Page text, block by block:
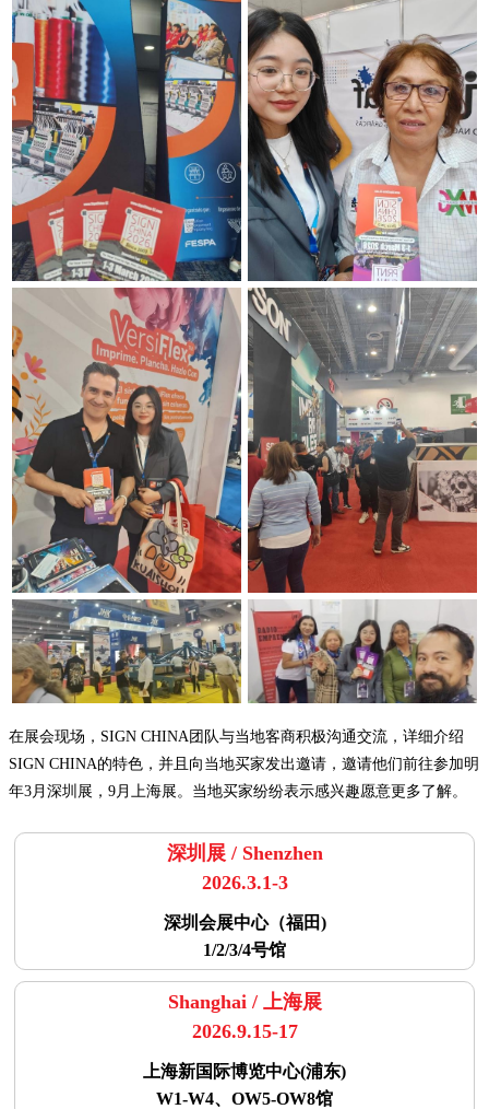
在展会现场，SIGN CHINA团队与当地客商积极沟通交流，详细介绍
SIGN CHINA的特色，并且向当地买家发出邀请，邀请他们前往参加明
年3月深圳展，9月上海展。当地买家纷纷表示感兴趣愿意更多了解。
深圳展 / Shenzhen
2026.3.1-3
深圳会展中心（福田)
1/2/3/4号馆
Shanghai / 上海展
2026.9.15-17
上海新国际博览中心(浦东)
W1-W4、OW5-OW8馆